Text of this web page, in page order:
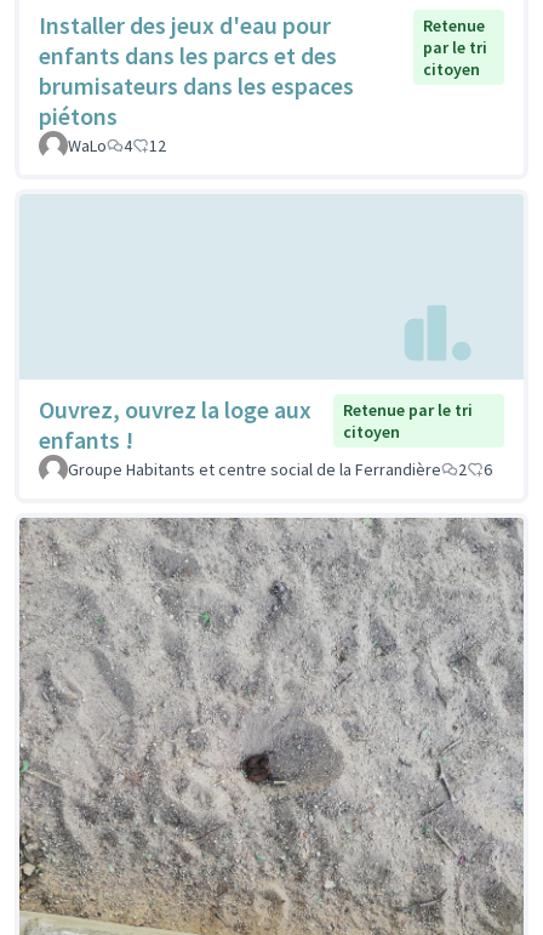
Installer des jeux d'eau pour
enfants dans les parcs et des
brumisateurs dans les espaces
piétons
Retenue
par le tri
citoyen
WaLo 4 12
Ouvrez, ouvrez la loge aux
enfants !
Retenue par le tri
citoyen
Groupe Habitants et centre social de la Ferrandière
2 6